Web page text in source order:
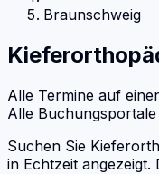
Braunschweig
Alle Termine auf
Alle
Suchen Sie
in Echtzeit